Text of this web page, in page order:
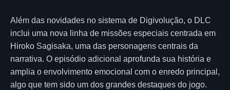
Além das novidades no sistema de Digivolução, o DLC
inclui uma nova linha de missões especiais centrada em
Hiroko Sagisaka, uma das personagens centrais da
narrativa. O episódio adicional aprofunda sua história e
amplia o envolvimento emocional com o enredo principal,
algo que tem sido um dos grandes destaques do jogo.